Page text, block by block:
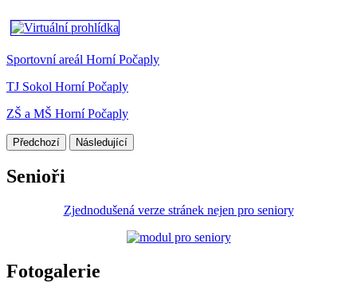
Sportovní areál Horní Počaply
TJ Sokol Horní Počaply
ZŠ a MŠ Horní Počaply
Předchozí Následující
Senioři
Zjednodušená verze stránek nejen pro seniory
Fotogalerie